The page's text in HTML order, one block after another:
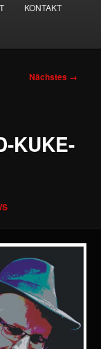
KONTAKT
Nächstes →
KUKE-